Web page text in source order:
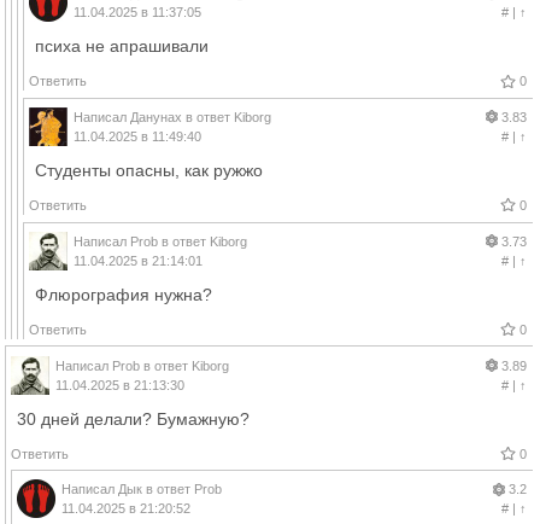
11.04.2025 в 11:37:05
#| ↑
психа не апрашивали
Ответить 0
Написал Данунах в ответ Kiborg
11.04.2025 в 11:49:40
3.83
#| ↑
Студенты опасны, как ружжо
Ответить 0
Написал Prob в ответ Kiborg
11.04.2025 в 21:14:01
3.73
#| ↑
Флюрография нужна?
Ответить 0
Написал Prob в ответ Kiborg
11.04.2025 в 21:13:30
3.89
#| ↑
30 дней делали? Бумажную?
Ответить 0
Написал Дык в ответ Prob
11.04.2025 в 21:20:52
3.2
#| ↑